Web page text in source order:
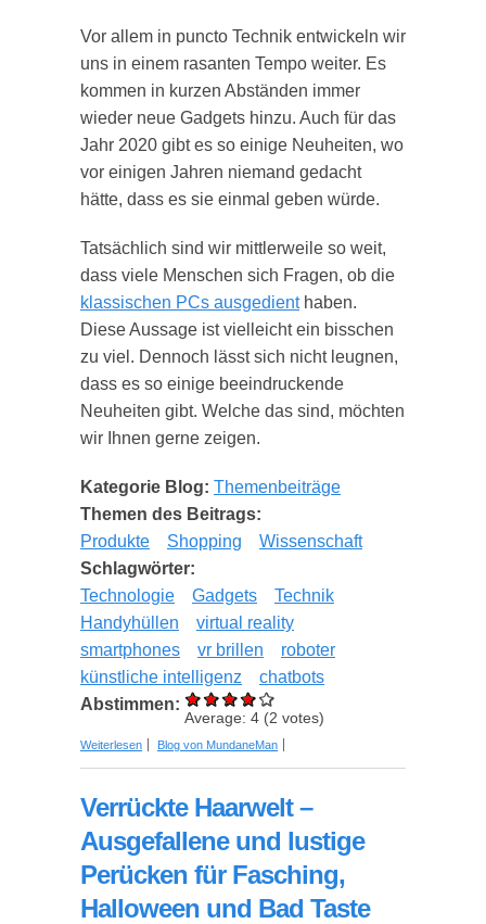
Vor allem in puncto Technik entwickeln wir
uns in einem rasanten Tempo weiter. Es
kommen in kurzen Abständen immer
wieder neue Gadgets hinzu. Auch für das
Jahr 2020 gibt es so einige Neuheiten, wo
vor einigen Jahren niemand gedacht
hätte, dass es sie einmal geben würde.
Tatsächlich sind wir mittlerweile so weit,
dass viele Menschen sich Fragen, ob die
klassischen PCs ausgedienthaben.
Diese Aussage ist vielleicht ein bisschen
zu viel. Dennoch lässt sich nicht leugnen,
dass es so einige beeindruckende
Neuheiten gibt. Welche das sind, möchten
wir Ihnen gerne zeigen.
Kategorie Blog: Themenbeiträge
Themen des Beitrags:
Produkte
Shopping
Wissenschaft
Schlagwörter:
Technologie
Gadgets
Technik
Handyhüllen
virtual reality
smartphones
vr brillen
roboter
künstliche intelligenz
chatbots
Abstimmen:
Average: 4 (2 votes)
Weiterlesen über Innovative Gadgets für 2020 – diese
Blog von MundaneMan
Verrückte Haarwelt –
Ausgefallene und lustige
Perücken für Fasching,
Halloween und Bad Taste